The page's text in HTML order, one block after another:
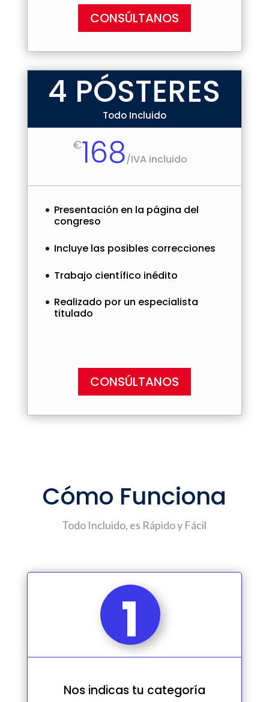
CONSÚLTANOS
4 PÓSTERES
Todo Incluido
€168/IVA incluido
Presentación en la página del
congreso
Incluye las posibles correcciones
Trabajo científico inédito
Realizado por un especialista
titulado
CONSÚLTANOS
Cómo Funciona
Todo Incluido, es Rápido y Fácil
1
Nos indicas tu categoría